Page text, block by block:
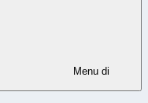
Menu di